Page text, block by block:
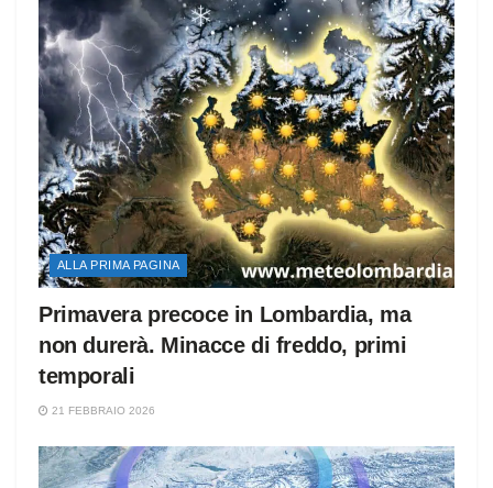
ALLA PRIMA PAGINA
Primavera precoce in Lombardia, ma
non durerà. Minacce di freddo, primi
temporali
21 FEBBRAIO 2026